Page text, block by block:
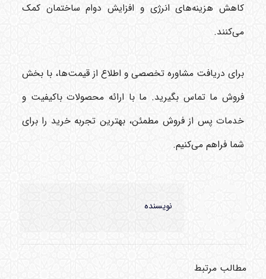
کاهش هزینه‌های انرژی و افزایش دوام ساختمان کمک
می‌کنند.
برای دریافت مشاوره تخصصی و اطلاع از قیمت‌ها، با بخش
فروش ما تماس بگیرید. ما با ارائه محصولات باکیفیت و
خدمات پس از فروش مطمئن، بهترین تجربه خرید را برای
شما فراهم می‌کنیم.
نویسنده
مطالب مرتبط